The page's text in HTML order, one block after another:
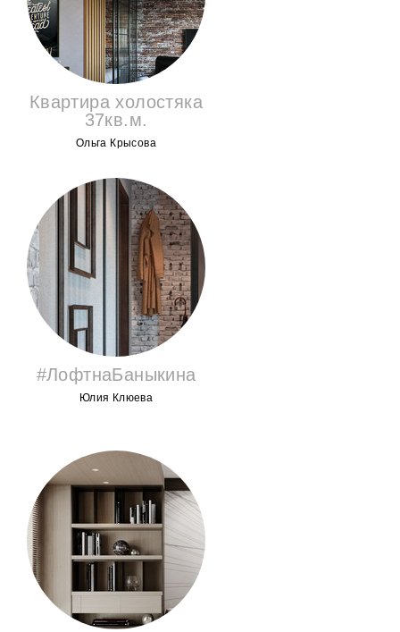
Квартира холостяка
37кв.м.
Ольга Крысова
#ЛофтнаБаныкина
Юлия Клюева